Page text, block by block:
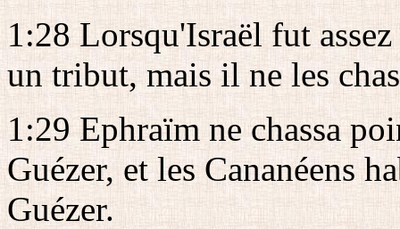
1:28 Lorsqu'Israël fut
un tribut, mais il ne les
1:29 Ephraïm ne chassa
Guézer, et les Cananéens
Guézer.